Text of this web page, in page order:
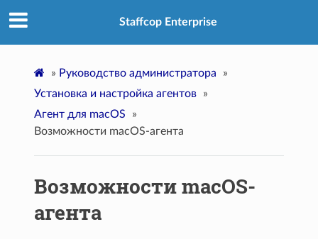
Staffcop Enterprise
» Руководство администратора
»
Установка и настройка агентов
»
Агент для macOS
»
Возможности macOS-агента
Возможности macOS-
агента